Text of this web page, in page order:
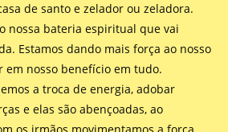
de santo e zelador ou zeladora.
nossa bateria espiritual que vai
Estamos dando mais força ao nosso
em nosso benefício em tudo.
a troca de energia, adobar
e elas são abençoadas, ao